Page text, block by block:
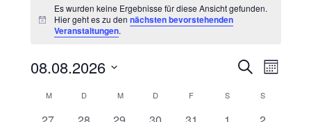
Hinweis
Es wurden keine Ergebnisse für diese Ansicht gefunden.
Hier geht es zu den nächsten bevorstehenden
Veranstaltungen.
Veranstaltungen
Suche
Ansichten,
Navigation
Suche
Monat
08.08.2026
wählen.
Kalender
MMONTAGD DIENSTAG
MMITTWOCH
D DONNERSTAG
F FREITAGSSAMSTAG
S